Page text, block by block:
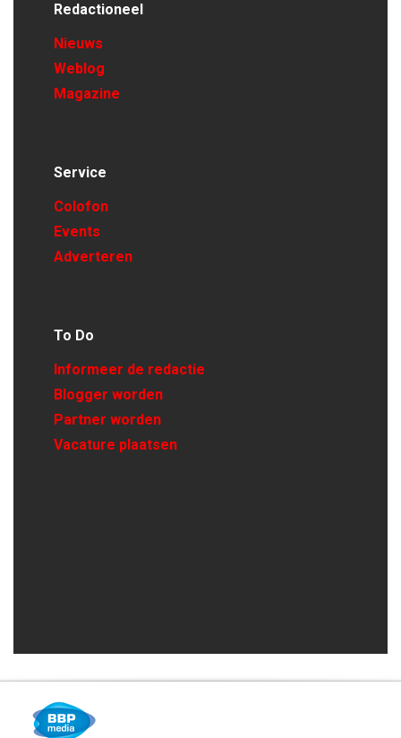
Redactioneel
Nieuws
Weblog
Magazine
Service
Colofon
Events
Adverteren
To Do
Informeer de redactie
Blogger worden
Partner worden
Vacature plaatsen